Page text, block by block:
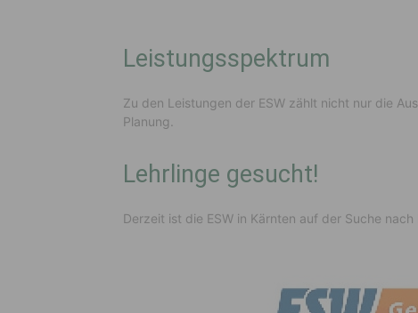
Leistungsspektrum
Zu den Leistungen der ESW zählt nicht nur die
Planung.
Lehrlinge gesucht!
Derzeit ist die ESW in Kärnten auf der Suche nach